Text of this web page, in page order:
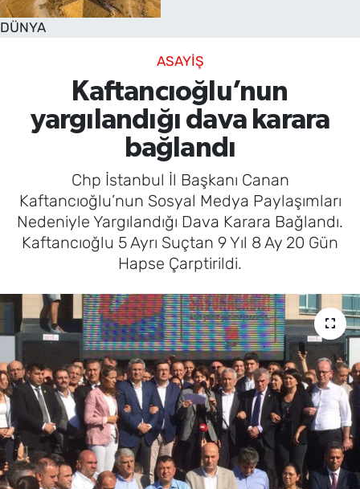
DÜNYA
ASAYİŞ
Kaftancıoğlu’nun
yargılandığı dava karara
bağlandı
Chp İstanbul İl Başkanı Canan
Kaftancıoğlu’nun Sosyal Medya Paylaşımları
Nedeniyle Yargılandığı Dava Karara Bağlandı.
Kaftancıoğlu 5 Ayrı Suçtan 9 Yıl 8 Ay 20 Gün
Hapse Çarptirildi.